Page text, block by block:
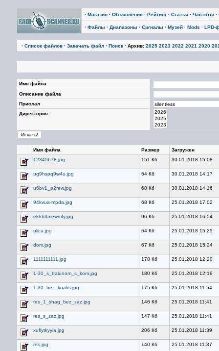
· Магазин · Объявления · Рейтинг · Статьи · Частоты ·
· Файлы · Диапазоны · Сигналы · Музей · Mods · LPD-
· Список файлов · Закачать файл · Поиск · Архив: 2025 2023 2022 2021 2020
Имя файла
Описание файла
Прислал
Директория
Имя файла Размер
Загружен
12345678.jpg
151 Кб 30.01.2018 15:08
ug9hspq9w4u.jpg 64 Кб 30.01.2018 14:17
u6bv1_p2rew.jpg 68 Кб 30.01.2018 14:16
94kvua-mpda.jpg 68 Кб 25.01.2018 17:02
ekhb3mewmfy.jpg 96 Кб 25.01.2018 16:54
ulica.jpg 64 Кб 25.01.2018 15:25
dom.jpg 67 Кб 25.01.2018 15:24
1111111111.jpg 178 Кб 25.01.2018 12:20
1-30_s_balunom_s_kom.jpg 180 Кб 25.01.2018 12:19
1-30_bez_koaks.jpg 175 Кб 25.01.2018 11:54
res_1_shag_bez_zaz.jpg 146 Кб 25.01.2018 11:41
res_s_zaz.jpg 147 Кб 25.01.2018 11:41
xuflytkyyia.jpg 206 Кб 25.01.2018 11:39
res.jpg 140 Кб 25.01.2018 11:37